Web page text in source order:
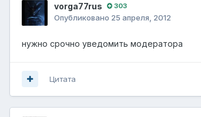
vorga77rus 303
Опубликовано 25 апреля, 2012
нужно срочно уведомить модератора
Цитата